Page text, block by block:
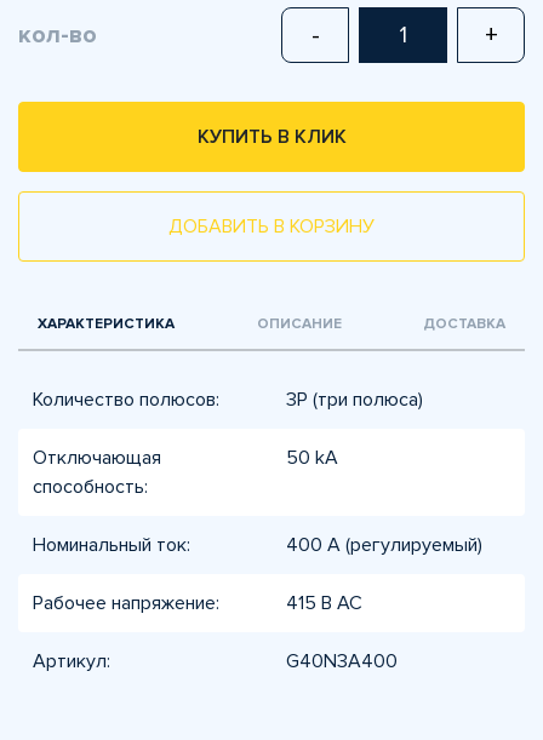
кол-во - +
КУПИТЬ В КЛИК
ДОБАВИТЬ В КОРЗИНУ
ХАРАКТЕРИСТИКА ОПИСАНИЕ ДОСТАВКА
Количество полюсов: 3P (три полюса)
Отключающая
способность:
50 kA
Номинальный ток: 400 А (регулируемый)
Рабочее напряжение: 415 В AC
Артикул: G40N3A400